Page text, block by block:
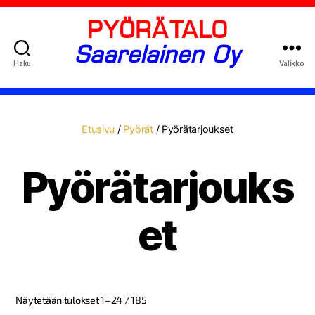
Haku
PYÖRÄTALO
Saarelainen Oy
Valikko
Etusivu / Pyörät/ Pyörätarjoukset
Pyörätarjouks
et
Näytetään tulokset 1–24 / 185